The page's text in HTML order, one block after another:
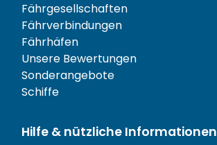
Fährgesellschaften
Fährverbindungen
Fährhäfen
Unsere Bewertungen
Sonderangebote
Schiffe
Hilfe & nützliche Informationen